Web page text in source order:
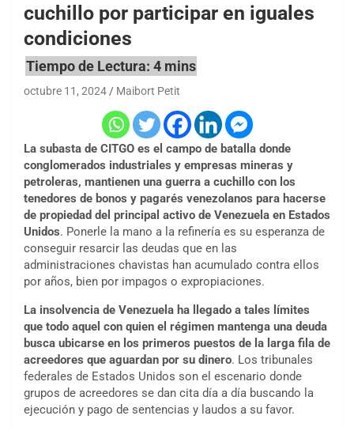
cuchillo por participar en iguales
condiciones
octubre 11, 2024 Maibort Petit
La subasta de CITGO es el campo de batalla donde
conglomerados industriales y empresas mineras y
petroleras, mantienen una guerra a cuchillo con los
tenedores de bonos y pagarés venezolanos para hacerse
de propiedad del principal activo de Venezuela en Estados
Unidos. Ponerle la mano a la refinería es su esperanza de
conseguir resarcir las deudas que en las
administraciones chavistas han acumulado contra ellos
por años, bien por impagos o expropiaciones.
La insolvencia de Venezuela ha llegado a tales límites
que todo aquel con quien el régimen mantenga una deuda
busca ubicarse en los primeros puestos de la larga fila de
acreedores que aguardan por su dinero. Los tribunales
federales de Estados Unidos son el escenario donde
grupos de acreedores se dan cita día a día buscando la
ejecución y pago de sentencias y laudos a su favor.